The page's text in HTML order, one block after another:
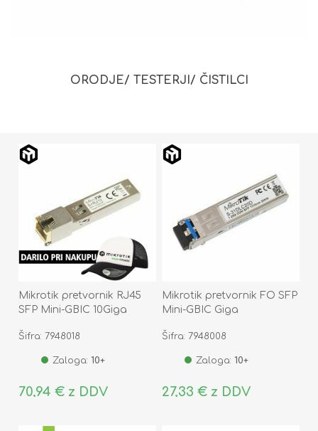
ORODJE/ TESTERJI/ ČISTILCI
Mikrotik pretvornik RJ45
SFP Mini-GBIC 10Giga
Šifra: 7948018
Zaloga: 10+
70,94 € z DDV
Mikrotik pretvornik FO SFP
Mini-GBIC Giga
Šifra: 7948008
Zaloga: 10+
27,33 € z DDV